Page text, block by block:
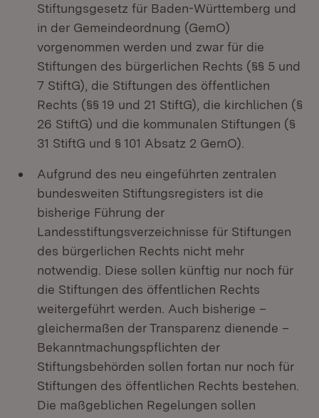
Stiftungsgesetz für Baden-Württemberg und
in der Gemeindeordnung (GemO)
vorgenommen werden und zwar für die
Stiftungen des bürgerlichen Rechts (§§ 5 und
7 StiftG), die Stiftungen des öffentlichen
Rechts (§§ 19 und 21 StiftG), die kirchlichen (§
26 StiftG) und die kommunalen Stiftungen (§
31 StiftG und § 101 Absatz 2 GemO).
Aufgrund des neu eingeführten zentralen
bundesweiten Stiftungsregisters ist die
bisherige Führung der
Landesstiftungsverzeichnisse für Stiftungen
des bürgerlichen Rechts nicht mehr
notwendig. Diese sollen künftig nur noch für
die Stiftungen des öffentlichen Rechts
weitergeführt werden. Auch bisherige –
gleichermaßen der Transparenz dienende –
Bekanntmachungspflichten der
Stiftungsbehörden sollen fortan nur noch für
Stiftungen des öffentlichen Rechts bestehen.
Die maßgeblichen Regelungen sollen